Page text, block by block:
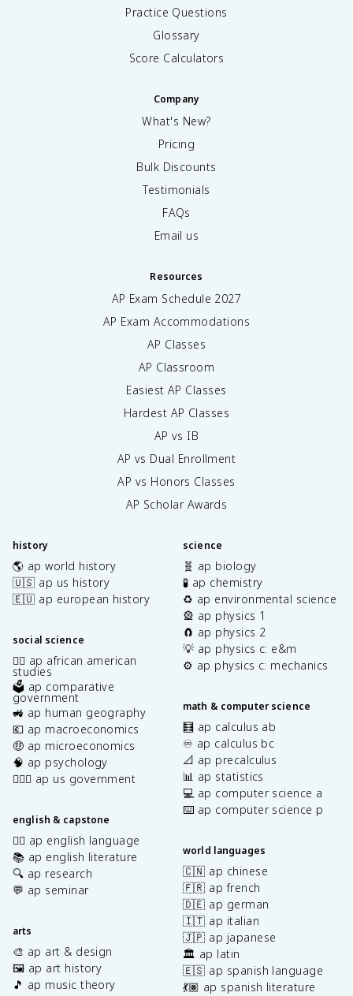
Practice Questions
Glossary
Score Calculators
Company
What's New?
Pricing
Bulk Discounts
Testimonials
FAQs
Email us
Resources
AP Exam Schedule 2027
AP Exam Accommodations
AP Classes
AP Classroom
Easiest AP Classes
Hardest AP Classes
AP vs IB
AP vs Dual Enrollment
AP vs Honors Classes
AP Scholar Awards
history
🌎 ap world history
🇺🇸 ap us history
🇪🇺 ap european history
social science
✊🏿 ap african american
studies
🗳️ ap comparative
government
🚜 ap human geography
💶 ap macroeconomics
🤑 ap microeconomics
🧠 ap psychology
👩🏾‍⚖️ ap us government
english & capstone
✍🏽 ap english language
📚 ap english literature
🔍 ap research
💬 ap seminar
arts
🎨 ap art & design
🖼️ ap art history
🎵 ap music theory
science
🧬 ap biology
🧪 ap chemistry
♻️ ap environmental science
🎡 ap physics 1
🧲 ap physics 2
💡 ap physics c: e&m
⚙️ ap physics c: mechanics
math & computer science
🧮 ap calculus ab
♾️ ap calculus bc
📐 ap precalculus
📊 ap statistics
💻 ap computer science a
⌨️ ap computer science p
world languages
🇨🇳 ap chinese
🇫🇷 ap french
🇩🇪 ap german
🇮🇹 ap italian
🇯🇵 ap japanese
🏛️ ap latin
🇪🇸 ap spanish language
💃🏽 ap spanish literature